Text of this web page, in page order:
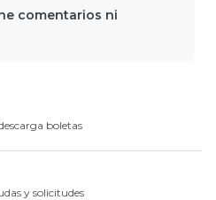
comentarios ni
boletas
y solicitudes